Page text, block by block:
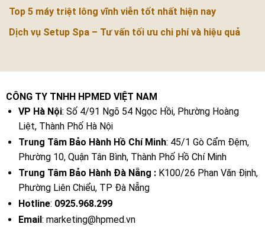
Top 5 máy triệt lông vĩnh viễn tốt nhất hiện nay
Dịch vụ Setup Spa – Tư vấn tối ưu chi phí và hiệu quả
CÔNG TY TNHH HPMED VIỆT NAM
VP Hà Nội: Số 4/91 Ngõ 54 Ngọc Hồi, Phường Hoàng
Liệt, Thành Phố Hà Nội
Trung Tâm Bảo Hành Hồ Chí Minh: 45/1 Gò Cẩm Đệm,
Phường 10, Quận Tân Bình, Thành Phố Hồ Chí Minh
Trung Tâm Bảo Hành Đà Nẵng :K100/26 Phan Văn Định,
Phường Liên Chiểu, TP Đà Nẵng
Hotline: 0925.968.299
Email: marketing@hpmed.vn